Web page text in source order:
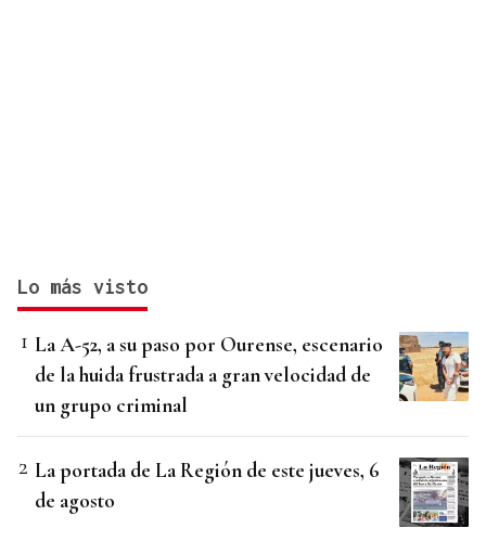
Lo más visto
La A-52, a su paso por Ourense, escenario
de la huida frustrada a gran velocidad de
un grupo criminal
La portada de La Región de este jueves, 6
de agosto